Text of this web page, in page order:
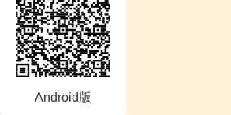
Android版